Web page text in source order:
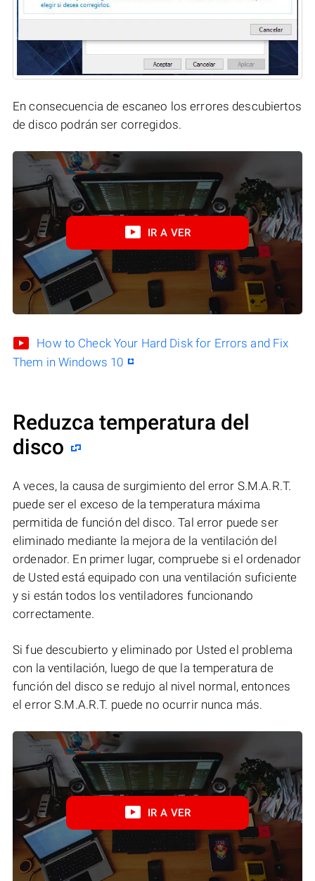
En consecuencia de escaneo los errores descubiertos
de disco podrán ser corregidos.
IR A VER
How to Check Your Hard Disk for Errors and Fix
Them in Windows 10
Reduzca temperatura del
disco
A veces, la causa de surgimiento del error S.M.A.R.T.
puede ser el exceso de la temperatura máxima
permitida de función del disco. Tal error puede ser
eliminado mediante la mejora de la ventilación del
ordenador. En primer lugar, compruebe si el ordenador
de Usted está equipado con una ventilación suficiente
y si están todos los ventiladores funcionando
correctamente.
Si fue descubierto y eliminado por Usted el problema
con la ventilación, luego de que la temperatura de
función del disco se redujo al nivel normal, entonces
el error S.M.A.R.T. puede no ocurrir nunca más.
IR A VER